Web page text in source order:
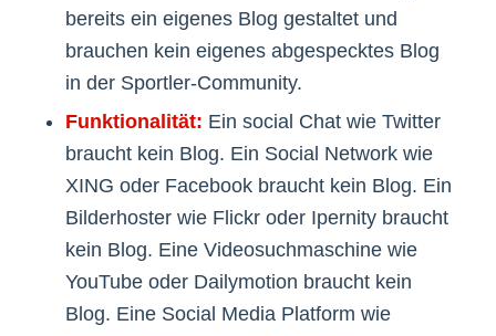
bereits ein eigenes Blog gestaltet und
brauchen kein eigenes abgespecktes Blog
in der Sportler-Community.
Funktionalität: Ein social Chat wie Twitter
braucht kein Blog. Ein Social Network wie
XING oder Facebook braucht kein Blog. Ein
Bilderhoster wie Flickr oder Ipernity braucht
kein Blog. Eine Videosuchmaschine wie
YouTube oder Dailymotion braucht kein
Blog. Eine Social Media Platform wie